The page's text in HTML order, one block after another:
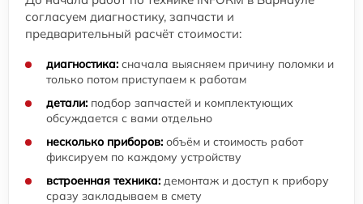
согласуем диагностику, запчасти и
предварительный расчёт стоимости:
диагностика: сначала выясняем причину поломки и
только потом приступаем к работам
детали: подбор запчастей и комплектующих
обсуждается с вами отдельно
несколько приборов: объём и стоимость работ
фиксируем по каждому устройству
встроенная техника: демонтаж и доступ к прибору
сразу закладываем в смету